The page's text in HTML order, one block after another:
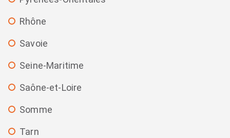
Rhône
Savoie
Seine-Maritime
Saône-et-Loire
Somme
Tarn